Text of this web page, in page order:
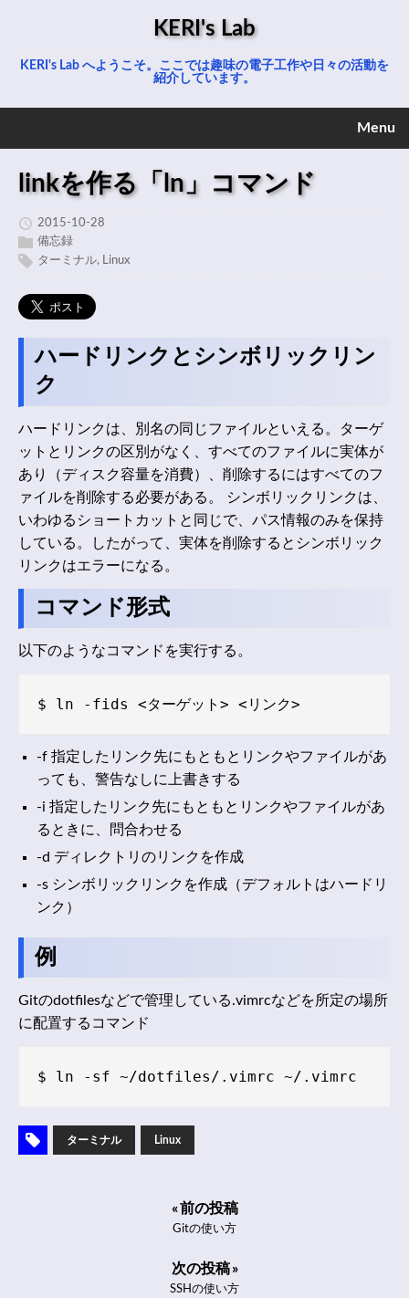
KERI's Lab
KERI's Lab へようこそ。ここでは趣味の電子工作や日々の活動を
紹介しています。
Menu
linkを作る「ln」コマンド
2015-10-28
備忘録
ターミナル, Linux
ハードリンクとシンボリックリン
ク
ハードリンクは、別名の同じファイルといえる。ターゲ
ットとリンクの区別がなく、すべてのファイルに実体が
あり（ディスク容量を消費）、削除するにはすべてのフ
ァイルを削除する必要がある。 シンボリックリンクは、
いわゆるショートカットと同じで、パス情報のみを保持
している。したがって、実体を削除するとシンボリック
リンクはエラーになる。
コマンド形式
以下のようなコマンドを実行する。
-f 指定したリンク先にもともとリンクやファイルがあ
っても、警告なしに上書きする
-i 指定したリンク先にもともとリンクやファイルがあ
るときに、問合わせる
-d ディレクトリのリンクを作成
-s シンボリックリンクを作成（デフォルトはハードリ
ンク）
例
Gitのdotfilesなどで管理している.vimrcなどを所定の場所
に配置するコマンド
ターミナル Linux
« 前の投稿
Gitの使い方
次の投稿 »
SSHの使い方